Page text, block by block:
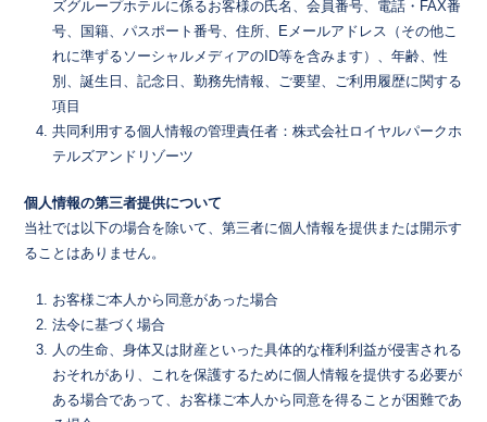
ズグループホテルに係るお客様の氏名、会員番号、電話・FAX番
号、国籍、パスポート番号、住所、Eメールアドレス（その他こ
れに準ずるソーシャルメディアのID等を含みます）、年齢、性
別、誕生日、記念日、勤務先情報、ご要望、ご利用履歴に関する
項目
共同利用する個人情報の管理責任者：株式会社ロイヤルパークホ
テルズアンドリゾーツ
個人情報の第三者提供について
当社では以下の場合を除いて、第三者に個人情報を提供または開示す
ることはありません。
お客様ご本人から同意があった場合
法令に基づく場合
人の生命、身体又は財産といった具体的な権利利益が侵害される
おそれがあり、これを保護するために個人情報を提供する必要が
ある場合であって、お客様ご本人から同意を得ることが困難であ